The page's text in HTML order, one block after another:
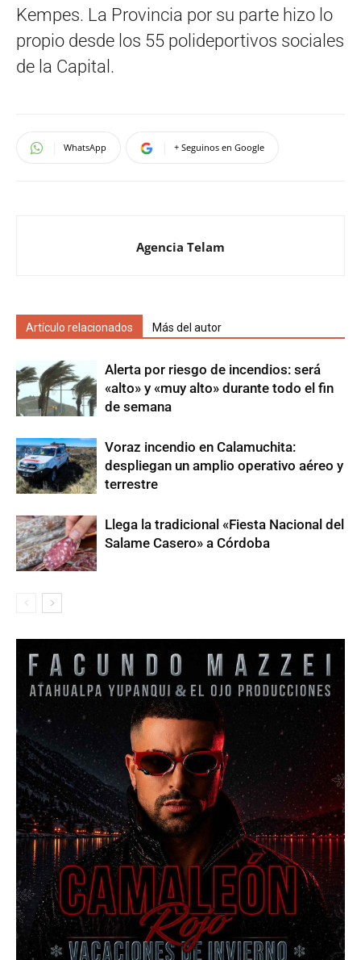
Kempes. La Provincia por su parte hizo lo
propio desde los 55 polideportivos sociales
de la Capital.
WhatsApp + Seguinos en Google
Agencia Telam
Artículo relacionados Más del autor
Alerta por riesgo de incendios: será
«alto» y «muy alto» durante todo el fin
de semana
Voraz incendio en Calamuchita:
despliegan un amplio operativo aéreo y
terrestre
Llega la tradicional «Fiesta Nacional del
Salame Casero» a Córdoba